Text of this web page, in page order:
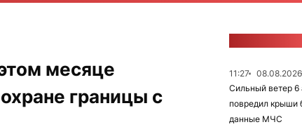
месяце
границы с
11:27 08.08.2026
Сильный ветер 6
повредил крыши
данные МЧС